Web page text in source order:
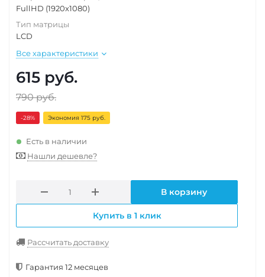
FullHD (1920x1080)
Тип матрицы
LCD
Все характеристики
615 руб.
790руб.
-28% Экономия 175 руб.
Есть в наличии
Нашли дешевле?
В корзину
Купить в 1 клик
Рассчитать доставку
Гарантия 12 месяцев